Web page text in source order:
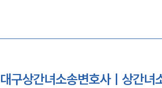
대구상간녀소송변호사ㅣ상간녀